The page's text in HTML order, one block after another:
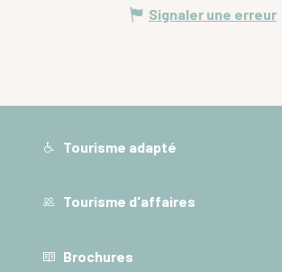
Signaler une erreur
Tourisme adapté
Tourisme d'affaires
Brochures